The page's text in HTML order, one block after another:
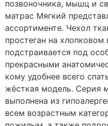
позвоночника, мышц и
матрас Мягкий
ассортименте. Чехол
простеган на хлопковом
подстраивается под
прекрасными
кому удобнее всего
жёсткая модель. Серия
выполнена из
всем возрастным